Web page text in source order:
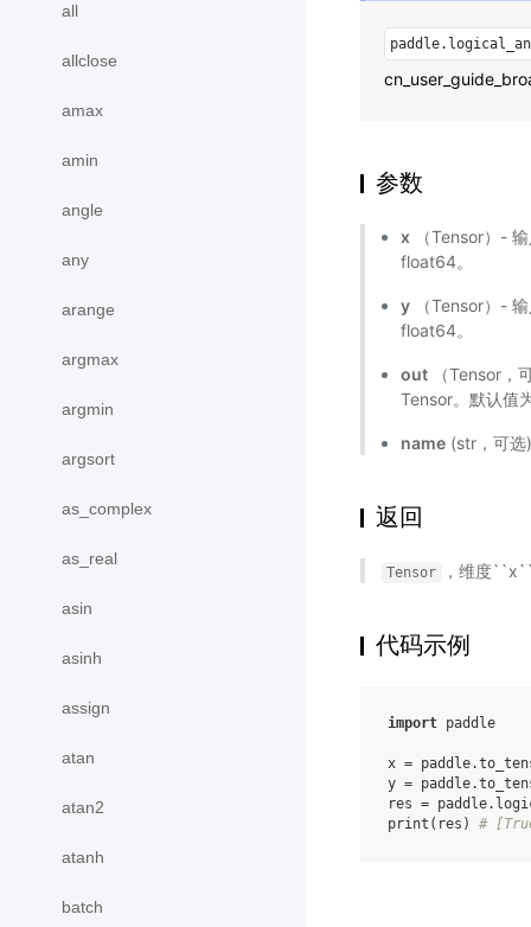
all
allclose
amax
amin
angle
any
arange
argmax
argmin
argsort
as_complex
as_real
asin
asinh
assign
atan
atan2
atanh
batch
参数
x （Tensor）-
float64。
y （Tensor）-
float64。
out （Tensor，
Tensor。默认值
name (str，可
返回
Tensor ，维度
代码示例
import paddle
x = paddle.
y = paddle.
res = paddle.
print ( res ) #